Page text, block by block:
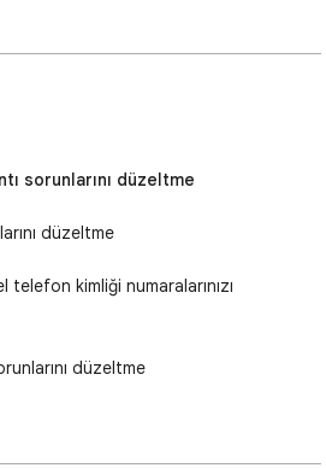
sorunlarını düzeltme
düzeltme
telefon kimliği numaralarınızı
düzeltme